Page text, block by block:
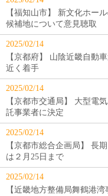
【福知山市】 新文化ホー
候補地について意見聴取
2025/02/14
【京都府】 山陰近畿自動
近く着手
2025/02/14
【京都市交通局】 大型電
託事業者に決定
2025/02/14
【京都市総合企画局】 長
は２月25日まで
2025/02/14
【近畿地方整備局舞鶴港